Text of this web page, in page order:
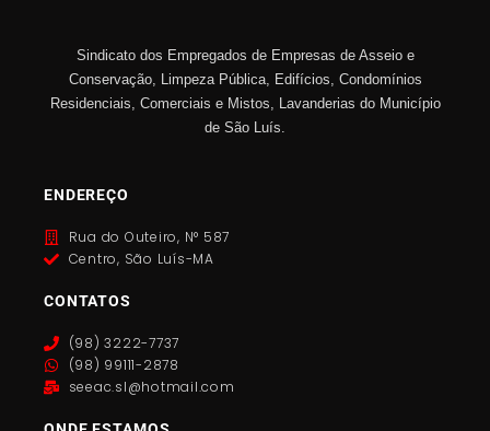
Sindicato dos Empregados de Empresas de Asseio e
Conservação, Limpeza Pública, Edifícios, Condomínios
Residenciais, Comerciais e Mistos, Lavanderias do Município
de São Luís.
ENDEREÇO
Rua do Outeiro, N° 587
Centro, São Luís-MA
CONTATOS
(98) 3222-7737
(98) 99111-2878
seeac.sl@hotmail.com